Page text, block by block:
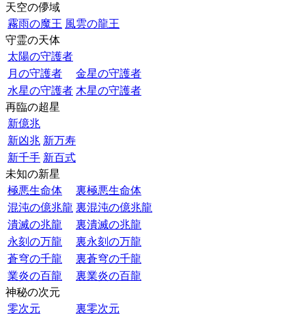
天空の儚域
霧雨の魔王 風雲の龍王
守霊の天体
太陽の守護者
月の守護者
金星の守護者
水星の守護者 木星の守護者
再臨の超星
新億兆
新凶兆 新万寿
新千手 新百式
未知の新星
極悪生命体
裏極悪生命体
混沌の億兆龍 裏混沌の億兆龍
潰滅の兆龍
裏潰滅の兆龍
永刻の万龍
裏永刻の万龍
蒼穹の千龍
裏蒼穹の千龍
業炎の百龍
裏業炎の百龍
神秘の次元
零次元
裏零次元